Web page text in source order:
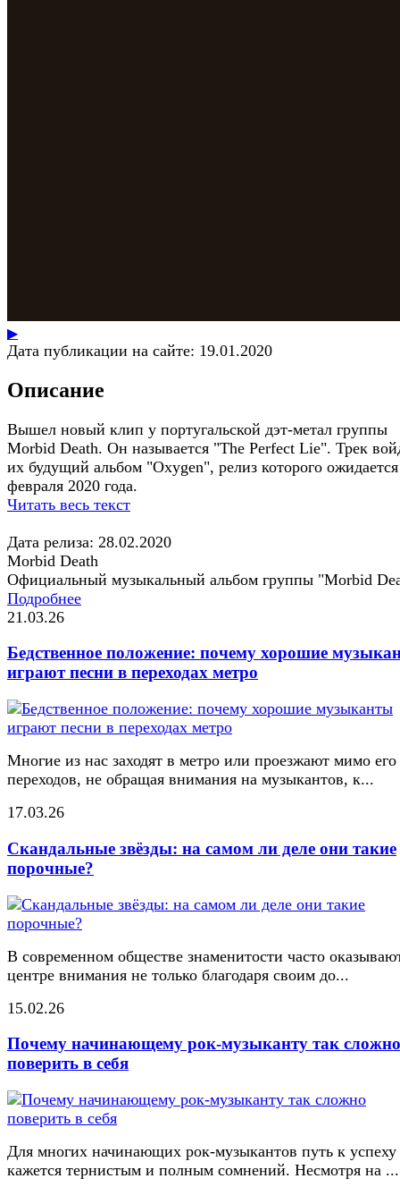
▶
Дата публикации на сайте: 19.01.2020
Описание
Вышел новый клип у португальской дэт-метал группы
Morbid Death. Он называется "The Perfect Lie". Трек
их будущий альбом "Oxygen", релиз которого
февраля 2020 года.
Читать весь текст
Дата релиза: 28.02.2020
Morbid Death
Официальный музыкальный альбом группы "Morbid
Подробнее
21.03.26
Бедственное положение: почему хорошие
играют песни в переходах метро
Многие из нас заходят в метро или проезжают мимо его
переходов, не обращая внимания на музыкантов, к...
17.03.26
Скандальные звёзды: на самом ли деле они такие
порочные?
В современном обществе знаменитости часто
центре внимания не только благодаря своим до...
15.02.26
Почему начинающему рок-музыканту так сложно
поверить в себя
Для многих начинающих рок-музыкантов путь к успеху
кажется тернистым и полным сомнений. Несмотря на ...